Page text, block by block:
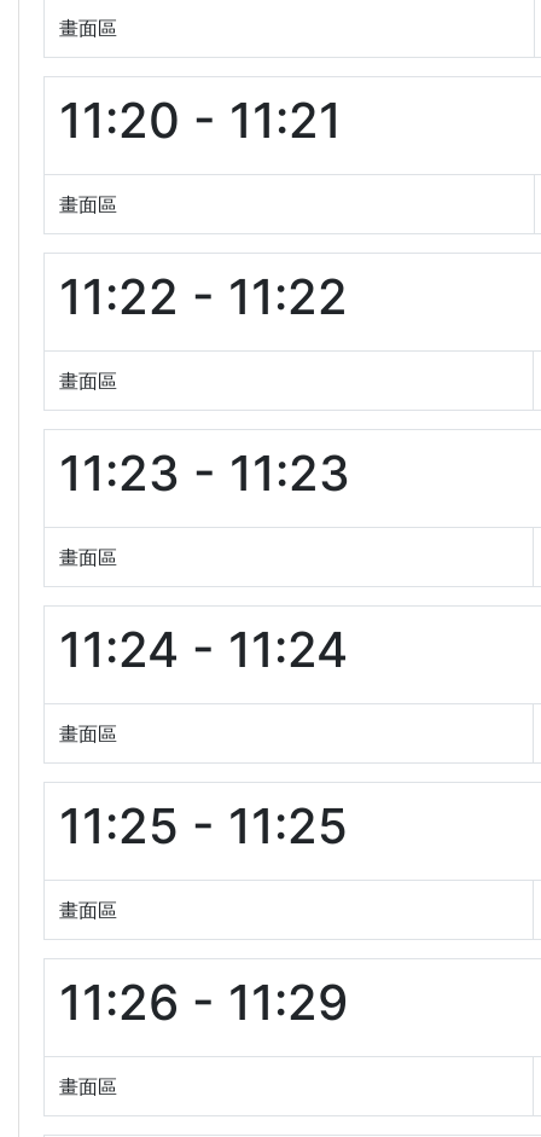
畫面區
11:20 - 11:21
畫面區
11:22 - 11:22
畫面區
11:23 - 11:23
畫面區
11:24 - 11:24
畫面區
11:25 - 11:25
畫面區
11:26 - 11:29
畫面區